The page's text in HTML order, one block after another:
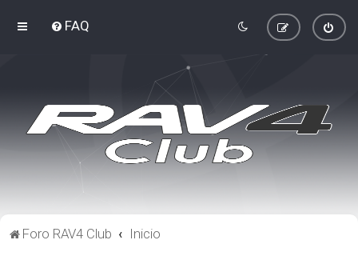
FAQ
Foro RAV4 Club Inicio